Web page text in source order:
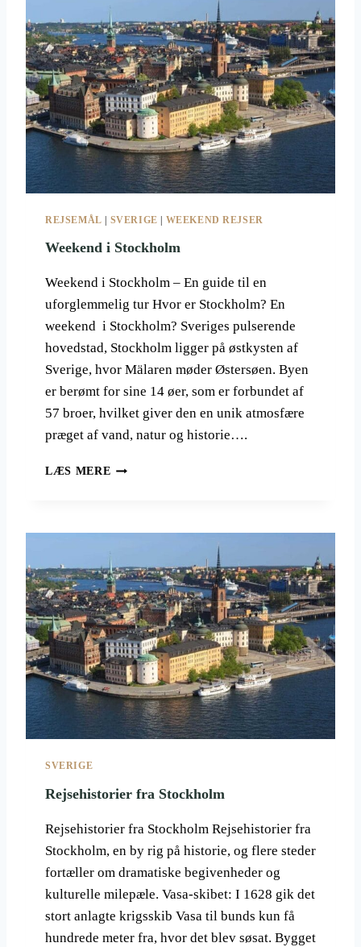
L
I
G
S
T
E
S
K
I
J
E
R
0
6
–
D
N
G
U
S
I
F
E
R
I
E
REJSEMÅL | SVERIGE | WEEKEND REJSER
Weekend i Stockholm
Weekend i Stockholm – En guide til en
uforglemmelig tur Hvor er Stockholm? En
weekend i Stockholm? Sveriges pulserende
hovedstad, Stockholm ligger på østkysten af
Sverige, hvor Mälaren møder Østersøen. Byen
er berømt for sine 14 øer, som er forbundet af
57 broer, hvilket giver den en unik atmosfære
præget af vand, natur og historie….
LÆS MERE W
E
N
D
I
S
T
O
C
K
H
M
SVERIGE
Rejsehistorier fra Stockholm
Rejsehistorier fra Stockholm Rejsehistorier fra
Stockholm, en by rig på historie, og flere steder
fortæller om dramatiske begivenheder og
kulturelle milepæle. Vasa-skibet: I 1628 gik det
stort anlagte krigsskib Vasa til bunds kun få
hundrede meter fra, hvor det blev søsat. Bygget